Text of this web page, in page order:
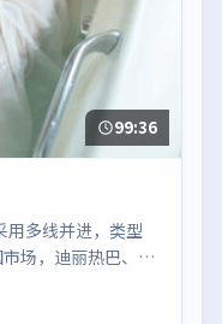
99:36
用多线并进，类型
场，迪丽热巴、周
，结尾留白引发讨